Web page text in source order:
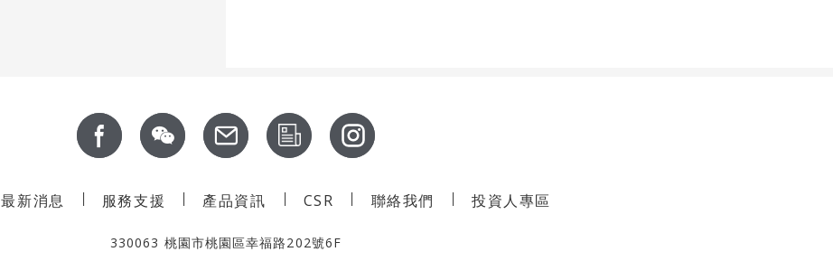
最新消息 服務支援 產品資訊 CSR 聯絡我們 投資人專區
330063 桃園市桃園區幸福路202號6F